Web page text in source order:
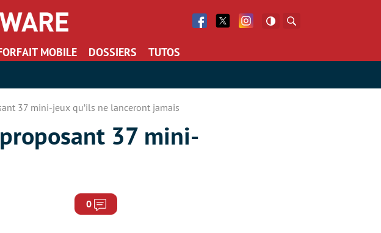
Facebook
Twitter Facebook
MOBILE DOSSIERS TUTOS
37 mini-jeux qu’ils ne lanceront jamais
37 mini-
0 Commentaires